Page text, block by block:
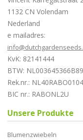
1132 CN Volendam
Nederland
e mailadres:
KvK: 82141444
BTW: NL003645366B89
Rek.nr.:
BIC nr.: RABONL2U
Unsere Produkte
Blumenzwiebeln